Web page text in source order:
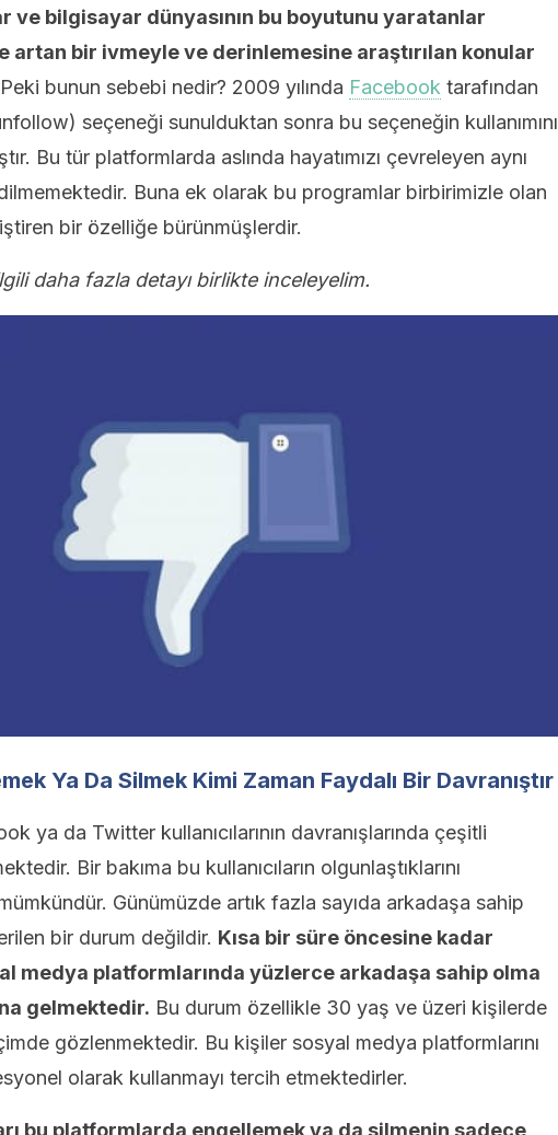
ve bilgisayar dünyasının bu boyutunu yaratanlar
artan bir ivmeyle ve derinlemesine araştırılan konular
Peki bunun sebebi nedir? 2009 yılında Facebook tarafından
seçeneği sunulduktan sonra bu seçeneğin kullanımını
Bu tür platformlarda aslında hayatımızı çevreleyen aynı
Buna ek olarak bu programlar birbirimizle olan
bir özelliğe bürünmüşlerdir.
daha fazla detayı birlikte inceleyelim.
Ya Da Silmek Kimi Zaman Faydalı Bir Davranıştır
ya da Twitter kullanıcılarının davranışlarında çeşitli
Bir bakıma bu kullanıcıların olgunlaştıklarını
Günümüzde artık fazla sayıda arkadaşa sahip
bir durum değildir. Kısa bir süre öncesine kadar
medya platformlarında yüzlerce arkadaşa sahip olma
gelmektedir. Bu durum özellikle 30 yaş ve üzeri kişilerde
gözlenmektedir. Bu kişiler sosyal medya platformlarını
olarak kullanmayı tercih etmektedirler.
bu platformlarda engellemek ya da silmenin sadece